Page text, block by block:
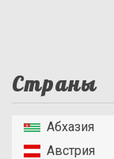
Страны
Абхазия
Австрия